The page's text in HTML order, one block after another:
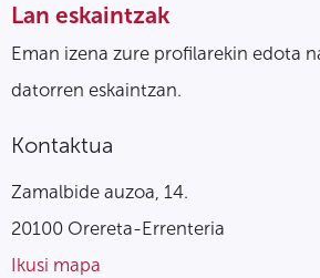
Lan eskaintzak
Eman izena zure profilarekin edota
datorren eskaintzan.
Kontaktua
Zamalbide auzoa, 14.
20100 Orereta-Errenteria
Ikusi mapa